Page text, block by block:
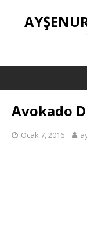
Avokado
Ocak 7, 2016